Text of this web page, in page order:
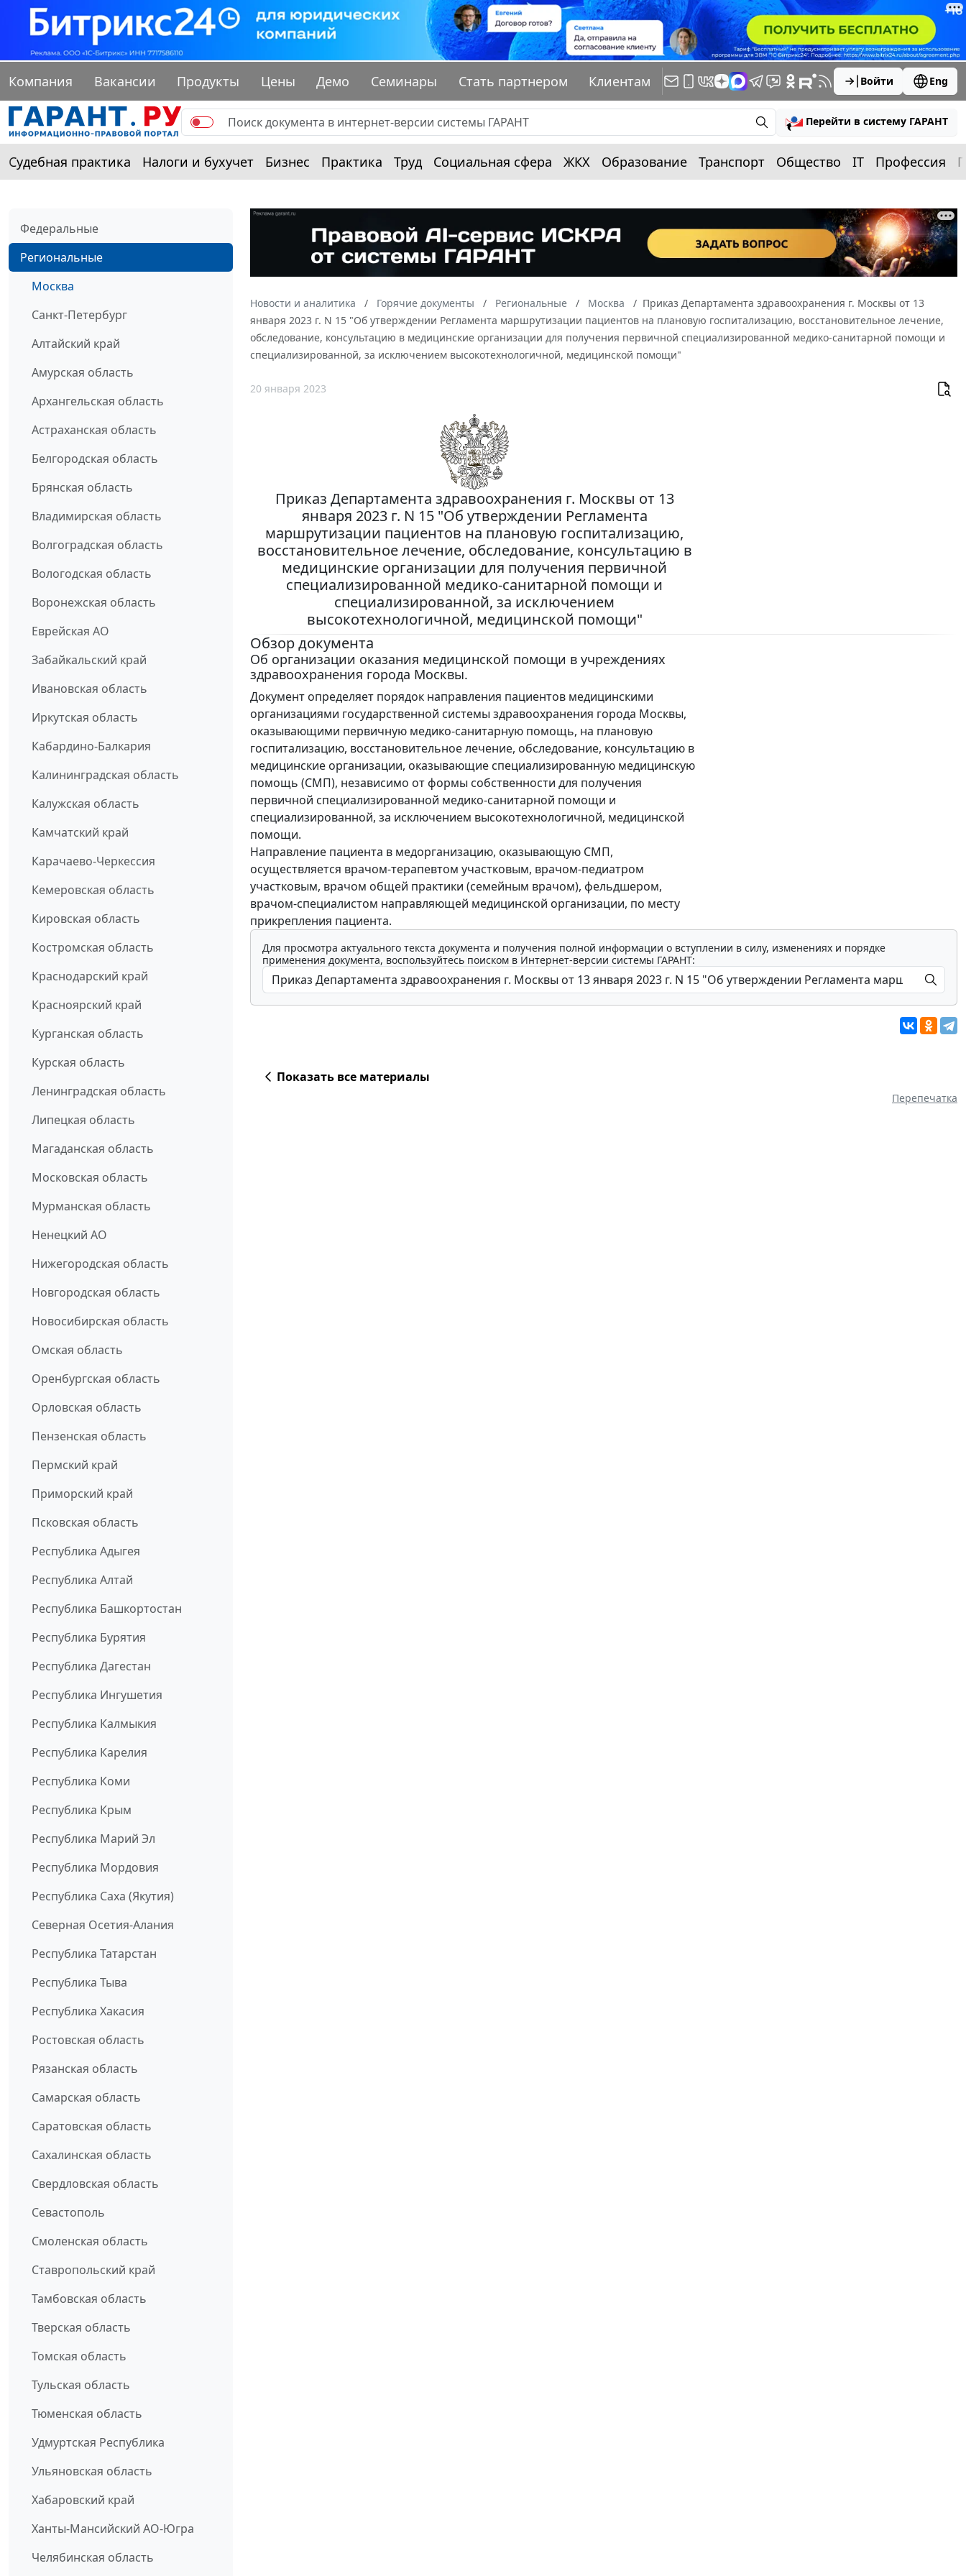
Компания Вакансии Продукты Цены Демо Семинары Стать партнером Клиентам Войти Eng
Перейти в систему ГАРАНТ
Судебная практика Налоги и бухучет Бизнес Практика Труд Социальная сфера ЖКХ Образование Транспорт Общество IT Профессия
Федеральные
Региональные
Москва
Санкт-Петербург
Алтайский край
Амурская область
Архангельская область
Астраханская область
Белгородская область
Брянская область
Владимирская область
Волгоградская область
Вологодская область
Воронежская область
Еврейская АО
Забайкальский край
Ивановская область
Иркутская область
Кабардино-Балкария
Калининградская область
Калужская область
Камчатский край
Карачаево-Черкессия
Кемеровская область
Кировская область
Костромская область
Краснодарский край
Красноярский край
Курганская область
Курская область
Ленинградская область
Липецкая область
Магаданская область
Московская область
Мурманская область
Ненецкий АО
Нижегородская область
Новгородская область
Новосибирская область
Омская область
Оренбургская область
Орловская область
Пензенская область
Пермский край
Приморский край
Псковская область
Республика Адыгея
Республика Алтай
Республика Башкортостан
Республика Бурятия
Республика Дагестан
Республика Ингушетия
Республика Калмыкия
Республика Карелия
Республика Коми
Республика Крым
Республика Марий Эл
Республика Мордовия
Республика Саха (Якутия)
Северная Осетия-Алания
Республика Татарстан
Республика Тыва
Республика Хакасия
Ростовская область
Рязанская область
Самарская область
Саратовская область
Сахалинская область
Свердловская область
Севастополь
Смоленская область
Ставропольский край
Тамбовская область
Тверская область
Томская область
Тульская область
Тюменская область
Удмуртская Республика
Ульяновская область
Хабаровский край
Ханты-Мансийский АО-Югра
Челябинская область
Новости и аналитика Горячие документы Региональные Москва
Приказ Департамента здравоохранения г. Москвы от 13
января 2023 г. N 15 "Об утверждении Регламента маршрутизации пациентов на плановую госпитализацию, восстановительное лечение,
обследование, консультацию в медицинские организации для получения первичной специализированной медико-санитарной помощи и
специализированной, за исключением высокотехнологичной, медицинской помощи"
20 января 2023
Приказ Департамента здравоохранения г. Москвы от 13
января 2023 г. N 15 "Об утверждении Регламента
маршрутизации пациентов на плановую госпитализацию,
восстановительное лечение, обследование, консультацию в
медицинские организации для получения первичной
специализированной медико-санитарной помощи и
специализированной, за исключением
высокотехнологичной, медицинской помощи"
Обзор документа
Об организации оказания медицинской помощи в учреждениях
здравоохранения города Москвы.
Документ определяет порядок направления пациентов медицинскими
организациями государственной системы здравоохранения города Москвы,
оказывающими первичную медико-санитарную помощь, на плановую
госпитализацию, восстановительное лечение, обследование, консультацию в
медицинские организации, оказывающие специализированную медицинскую
помощь (СМП), независимо от формы собственности для получения
первичной специализированной медико-санитарной помощи и
специализированной, за исключением высокотехнологичной, медицинской
помощи.
Направление пациента в медорганизацию, оказывающую СМП,
осуществляется врачом-терапевтом участковым, врачом-педиатром
участковым, врачом общей практики (семейным врачом), фельдшером,
врачом-специалистом направляющей медицинской организации, по месту
прикрепления пациента.
Для просмотра актуального текста документа и получения полной информации о вступлении в силу, изменениях и порядке
применения документа, воспользуйтесь поиском в Интернет-версии системы ГАРАНТ:
Показать все материалы
Перепечатка